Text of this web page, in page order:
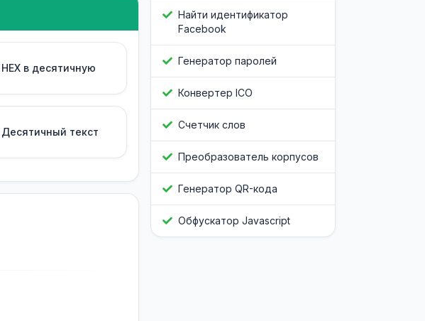
HEX в десятичную
Десятичный текст
Найти идентификатор
Facebook
Генератор паролей
Конвертер ICO
Счетчик слов
Преобразователь корпусов
Генератор QR-кода
Обфускатор Javascript